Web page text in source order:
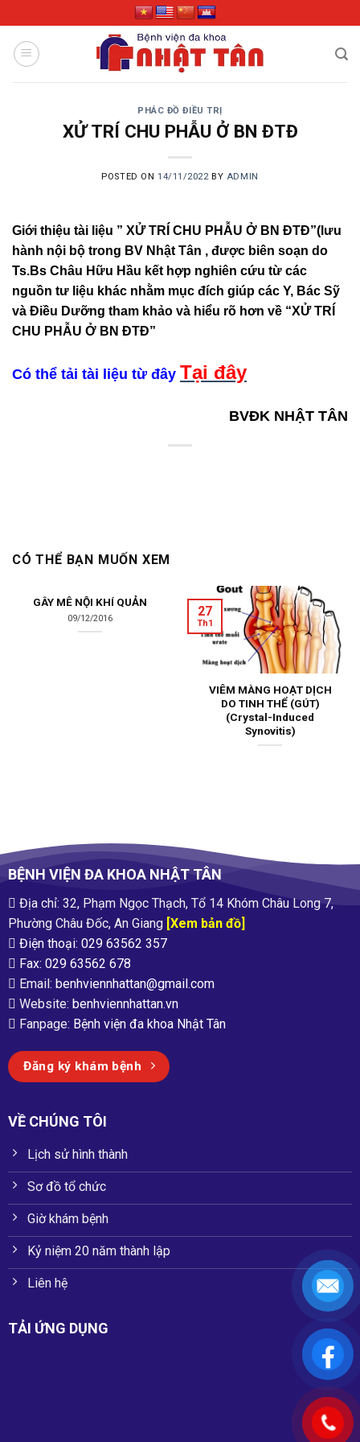
to
content
PHÁC ĐỒ ĐIỀU TRỊ
XỬ TRÍ CHU PHẪU Ở BN ĐTĐ
POSTED ON 14/11/2022 BY ADMIN
Giới thiệu tài liệu ” XỬ TRÍ CHU PHẪU Ở BN ĐTĐ”(lưu
hành nội bộ trong BV Nhật Tân , được biên soạn do
Ts.Bs Châu Hữu Hầu kết hợp nghiên cứu từ các
nguồn tư liệu khác nhằm mục đích giúp các Y, Bác Sỹ
và Điều Dưỡng tham khảo và hiểu rõ hơn về “XỬ TRÍ
CHU PHẪU Ở BN ĐTĐ”
Có thể tải tài liệu từ đây Tại đây
BVĐK NHẬT TÂN
CÓ THỂ BẠN MUỐN XEM
GÂY MÊ NỘI KHÍ QUẢN
09/12/2016
VIÊM MÀNG HOẠT DỊCH
DO TINH THỂ (GÚT)
(Crystal-Induced
Synovitis)
27
Th1
BỆNH VIỆN ĐA KHOA NHẬT TÂN
Địa chỉ: 32, Phạm Ngọc Thạch, Tổ 14 Khóm Châu Long 7,
Phường Châu Đốc, An Giang[Xem bản đồ]
Điện thoại: 029 63562 357
Fax: 029 63562 678
Email: benhviennhattan@gmail.com
Website: benhviennhattan.vn
Fanpage: Bệnh viện đa khoa Nhật Tân
Đăng ký khám bệnh
VỀ CHÚNG TÔI
Lịch sử hình thành
Sơ đồ tổ chức
Giờ khám bệnh
Kỷ niệm 20 năm thành lập
Liên hệ
TẢI ỨNG DỤNG